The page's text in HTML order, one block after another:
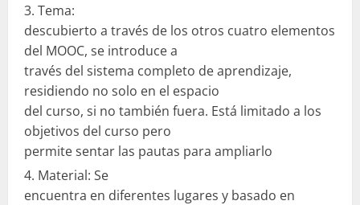
Tema:
descubierto a través de los otros cuatro elementos
del MOOC, se introduce a
través del sistema completo de aprendizaje,
residiendo no solo en el espacio
del curso, si no también fuera. Está limitado a los
objetivos del curso pero
permite sentar las pautas para ampliarlo
Material: Se
encuentra en diferentes lugares y basado en